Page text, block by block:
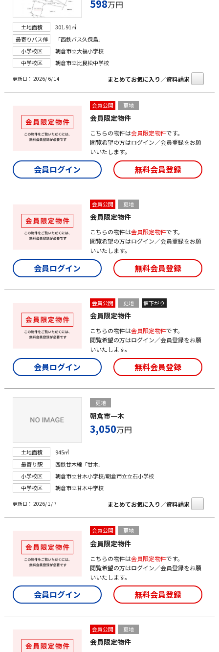
598万円
土地面積
301.91㎡
最寄りバス停
「西鉄バス久保鳥」
小学校区
朝倉市立大福小学校
中学校区
朝倉市立比良松中学校
更新日： 2026/ 6/ 14 まとめてお気に入り／資料請求
会員公開 更地
会員限定物件
こちらの物件は会員限定物件です。
閲覧希望の方はログイン／会員登録をお願
いいたします。
会員ログイン 無料会員登録
会員公開 更地
会員限定物件
こちらの物件は会員限定物件です。
閲覧希望の方はログイン／会員登録をお願
いいたします。
会員ログイン 無料会員登録
会員公開 更地 値下がり
会員限定物件
こちらの物件は会員限定物件です。
閲覧希望の方はログイン／会員登録をお願
いいたします。
会員ログイン 無料会員登録
更地
朝倉市一木
3,050万円
土地面積
945㎡
最寄り駅
西鉄甘木線「甘木」
小学校区
朝倉市立甘木小学校/朝倉市立立石小学校
中学校区
朝倉市立甘木中学校
更新日： 2026/ 1/ 7 まとめてお気に入り／資料請求
会員公開 更地
会員限定物件
こちらの物件は会員限定物件です。
閲覧希望の方はログイン／会員登録をお願
いいたします。
会員ログイン 無料会員登録
会員公開 更地
会員限定物件